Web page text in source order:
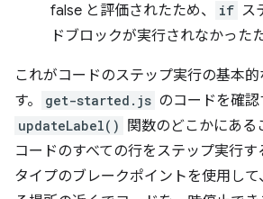
false と評価されたため、
if ス
ドブロックが実行されなかったた
これがコードのステップ実行の基本
す。
get-started.js のコードを確
updateLabel() 関数のどこかにある
コードのすべての行をステップ実行
タイプのブレークポイントを使用し